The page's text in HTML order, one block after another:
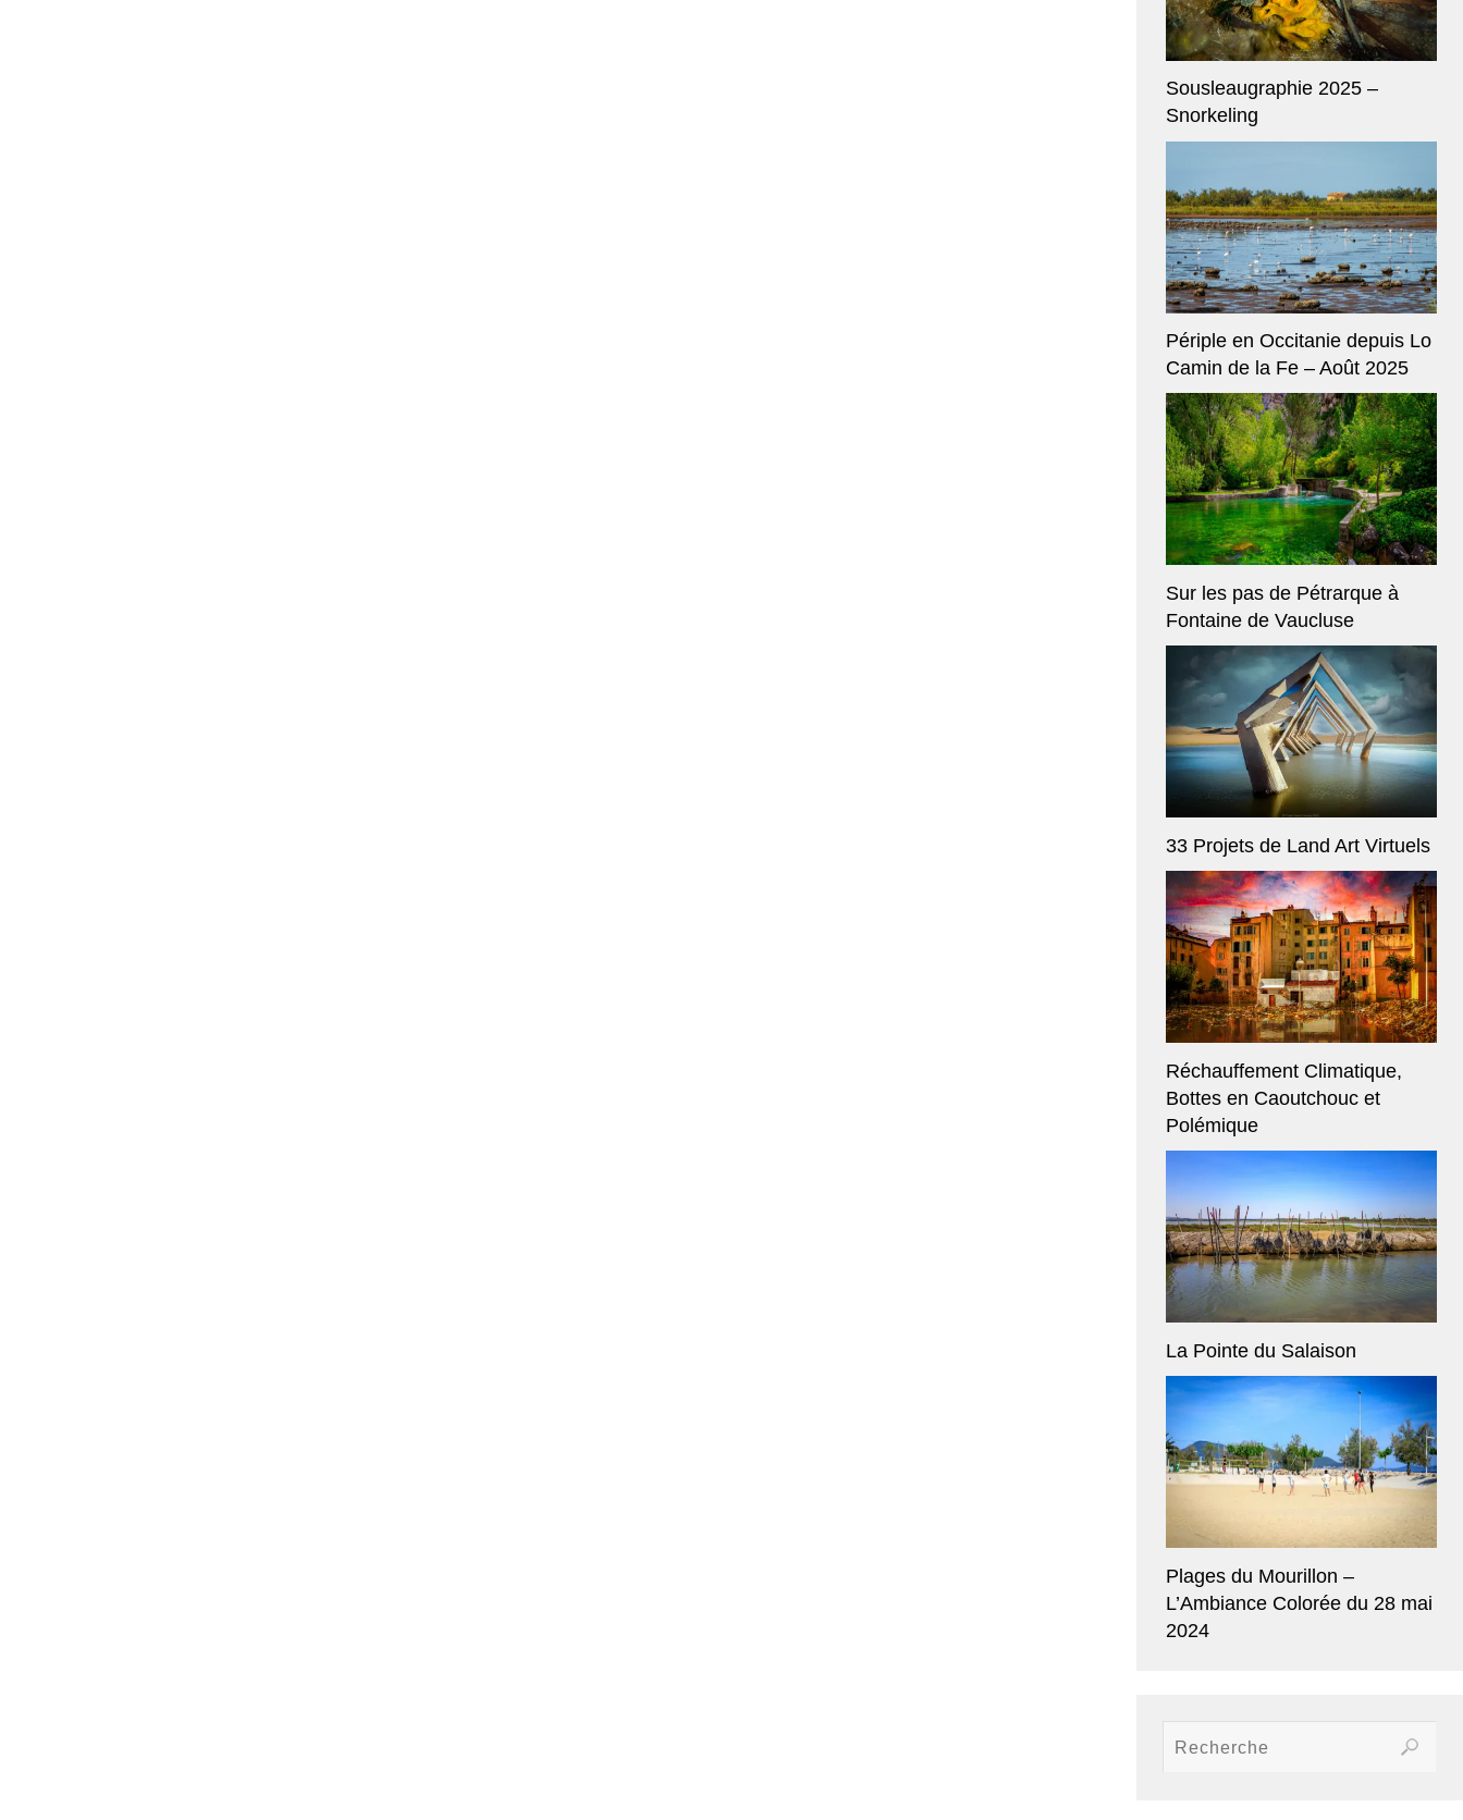
Sousleaugraphie 2025 –
Snorkeling
Périple en Occitanie depuis Lo
Camin de la Fe – Août 2025
Sur les pas de Pétrarque à
Fontaine de Vaucluse
33 Projets de Land Art Virtuels
Réchauffement Climatique,
Bottes en Caoutchouc et
Polémique
La Pointe du Salaison
Plages du Mourillon –
L’Ambiance Colorée du 28 mai
2024